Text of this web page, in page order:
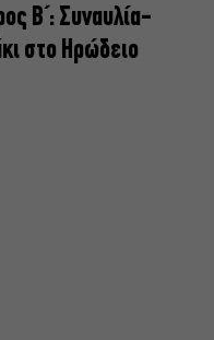
Β΄: Συναυλία-
στο Ηρώδειο